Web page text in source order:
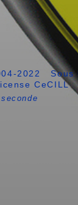
2022
Sous
CeCILL